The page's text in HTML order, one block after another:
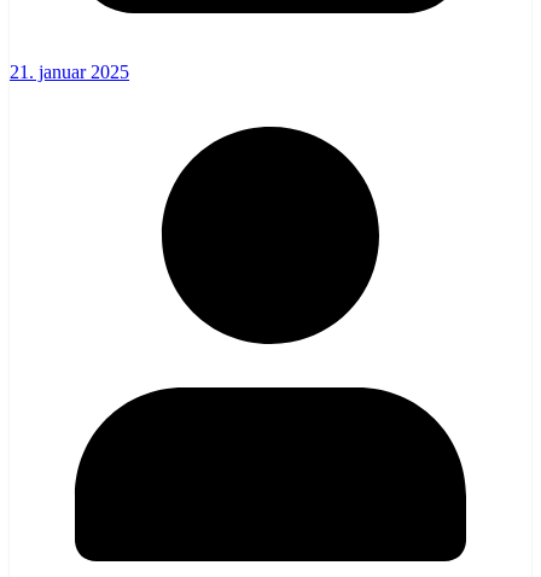
21. januar 2025